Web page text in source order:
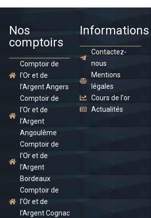
Nos
comptoirs
Comptoir de
l’Or et de
l’Argent Angers
Comptoir de
l’Or et de
l’Argent
Angoulême
Comptoir de
l’Or et de
l’Argent
Bordeaux
Comptoir de
l’Or et de
l’Argent Cognac
Informations
Contactez-
nous
Mentions
légales
Cours de l'or
Actualités